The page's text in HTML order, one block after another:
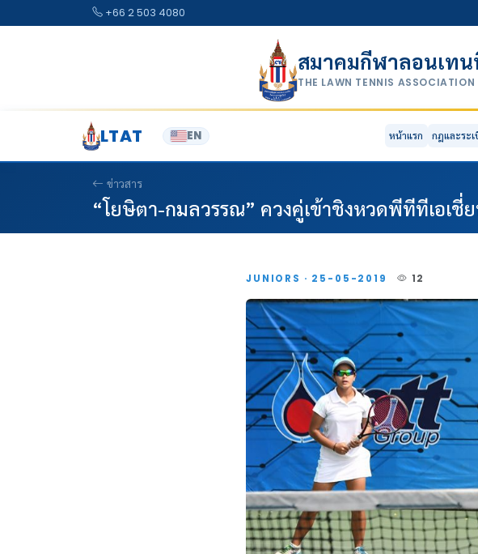
+66 2 503 4080
สมาคมกีฬาลอนเท
THE LAWN TENNIS
LTAT EN หน้าแรก กฎและระ
ข่าวสาร
“โยษิตา-กมลวรรณ” ควงคู่เข้าชิงหวดพีทีทีเอเชี่
JUNIORS · 25-05-2019 12